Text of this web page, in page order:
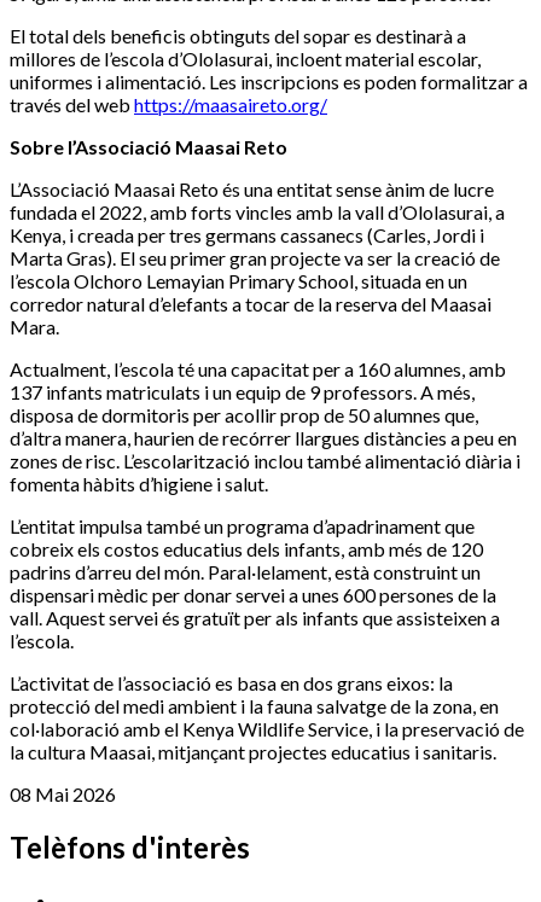
El total dels beneficis obtinguts del sopar es destinarà a
millores de l’escola d’Ololasurai, incloent material escolar,
uniformes i alimentació. Les inscripcions es poden formalitzar a
través del web https://maasaireto.org/
Sobre l’Associació Maasai Reto
L’Associació Maasai Reto és una entitat sense ànim de lucre
fundada el 2022, amb forts vincles amb la vall d’Ololasurai, a
Kenya, i creada per tres germans cassanecs (Carles, Jordi i
Marta Gras). El seu primer gran projecte va ser la creació de
l’escola Olchoro Lemayian Primary School, situada en un
corredor natural d’elefants a tocar de la reserva del Maasai
Mara.
Actualment, l’escola té una capacitat per a 160 alumnes, amb
137 infants matriculats i un equip de 9 professors. A més,
disposa de dormitoris per acollir prop de 50 alumnes que,
d’altra manera, haurien de recórrer llargues distàncies a peu en
zones de risc. L’escolarització inclou també alimentació diària i
fomenta hàbits d’higiene i salut.
L’entitat impulsa també un programa d’apadrinament que
cobreix els costos educatius dels infants, amb més de 120
padrins d’arreu del món. Paral·lelament, està construint un
dispensari mèdic per donar servei a unes 600 persones de la
vall. Aquest servei és gratuït per als infants que assisteixen a
l’escola.
L’activitat de l’associació es basa en dos grans eixos: la
protecció del medi ambient i la fauna salvatge de la zona, en
col·laboració amb el Kenya Wildlife Service, i la preservació de
la cultura Maasai, mitjançant projectes educatius i sanitaris.
08 Mai 2026
Telèfons d'interès